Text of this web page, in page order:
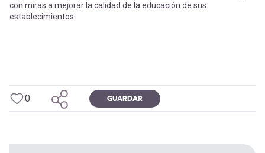
con miras a mejorar la calidad de la educación de sus
establecimientos.
0 GUARDAR